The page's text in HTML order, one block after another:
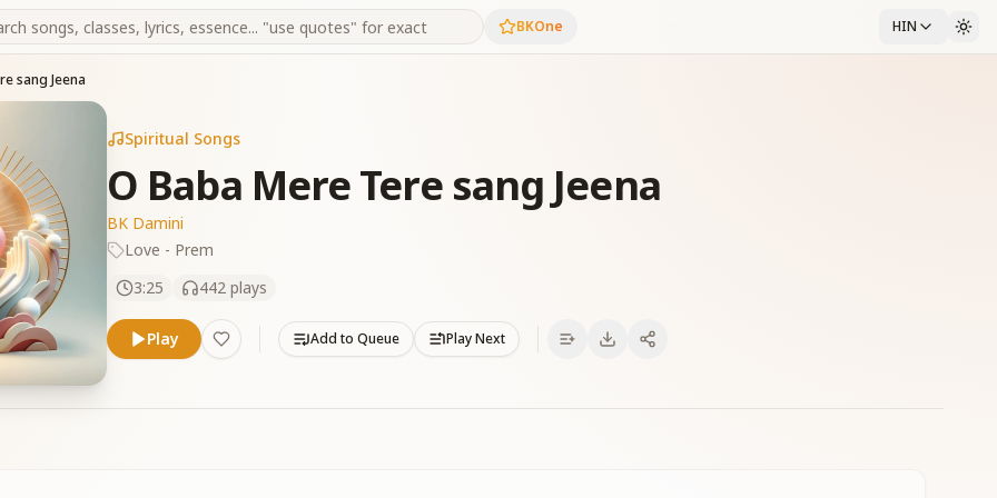
BKOne HIN
sang Jeena
Spiritual Songs
O Baba Mere Tere sang Jeena
BK Damini
Love - Prem
3:25
442 plays
Play Add to Queue Play Next